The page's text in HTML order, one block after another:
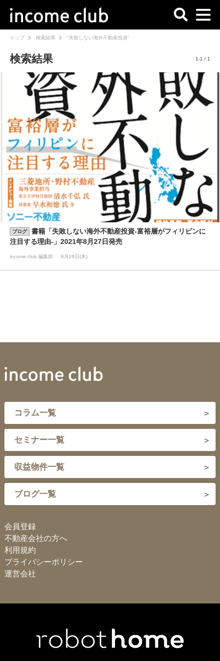
トップ 検索結果 "失敗しない海外不動産投資"
検索結果 1-1 / 1
ブログ
書籍「失敗しない海外不動産投資-富裕層がフィリピンに
注目する理由-」2021年8月27日発売
income club 編集部 8月26日(木)
コラム一覧
セミナー一覧
収益物件一覧
ブログ一覧
会員登録
不動産会社の方へ
利用規約
プライバシーポリシー
運営会社